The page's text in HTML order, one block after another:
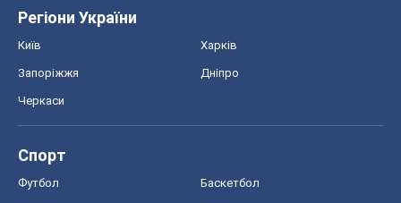
Регіони України
Київ Харків
Запоріжжя Дніпро
Черкаси
Спорт
Футбол Баскетбол